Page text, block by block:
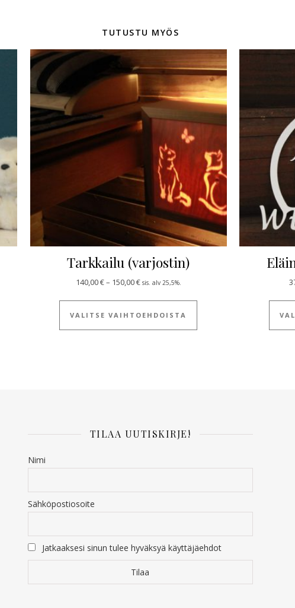
TUTUSTU MYÖS
Tarkkailu (varjostin)
140,00€– 150,00€Hintaluokka: 140,00 € - 150,00 €
sis. alv 25,5%.
VALITSE VAIHTOEHDOISTA
Tällä tuotteella on
TILAA UUTISKIRJE!
Nimi
Sähköpostiosoite
Jatkaaksesi sinun tulee hyväksyä käyttäjäehdot